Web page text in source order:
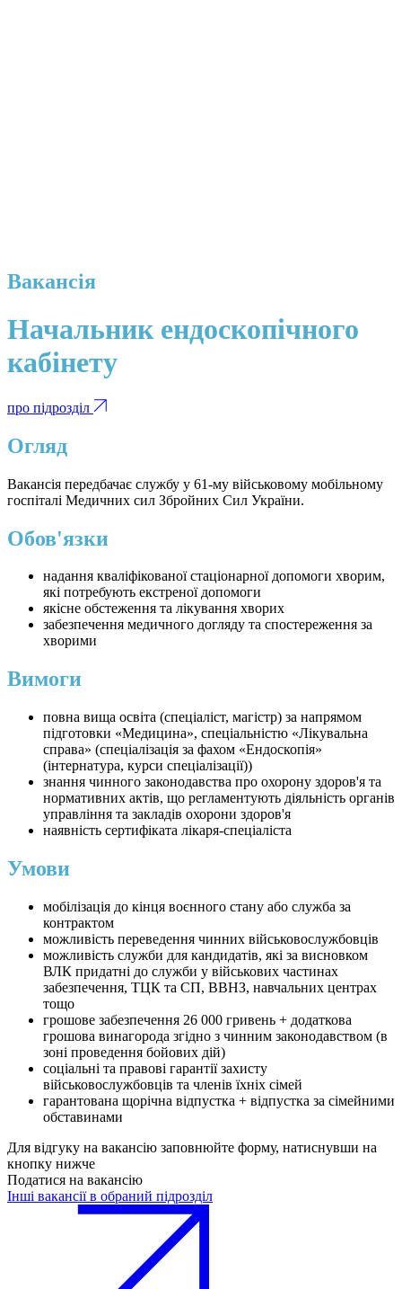
Вакансія
Начальник ендоскопічного
кабінету
про підрозділ
Огляд
Вакансія передбачає службу у 61-му військовому мобільному
госпіталі Медичних сил Збройних Сил України.
Обов'язки
надання кваліфікованої стаціонарної допомоги хворим,
які потребують екстреної допомоги
якісне обстеження та лікування хворих
забезпечення медичного догляду та спостереження за
хворими
Вимоги
повна вища освіта (спеціаліст, магістр) за напрямом
підготовки «Медицина», спеціальністю «Лікувальна
справа» (спеціалізація за фахом «Ендоскопія»
(інтернатура, курси спеціалізації))
знання чинного законодавства про охорону здоров'я та
нормативних актів, що регламентують діяльність органів
управління та закладів охорони здоров'я
наявність сертифіката лікаря-спеціаліста
Умови
мобілізація до кінця воєнного стану або служба за
контрактом
можливість переведення чинних військовослужбовців
можливість служби для кандидатів, які за висновком
ВЛК придатні до служби у військових частинах
забезпечення, ТЦК та СП, ВВНЗ, навчальних центрах
тощо
грошове забезпечення 26 000 гривень + додаткова
грошова винагорода згідно з чинним законодавством (в
зоні проведення бойових дій)
соціальні та правові гарантії захисту
військовослужбовців та членів їхніх сімей
гарантована щорічна відпустка + відпустка за сімейними
обставинами
Для відгуку на вакансію заповнюйте форму, натиснувши на
кнопку нижче
Податися на вакансію
Інші вакансії в обраний підрозділ